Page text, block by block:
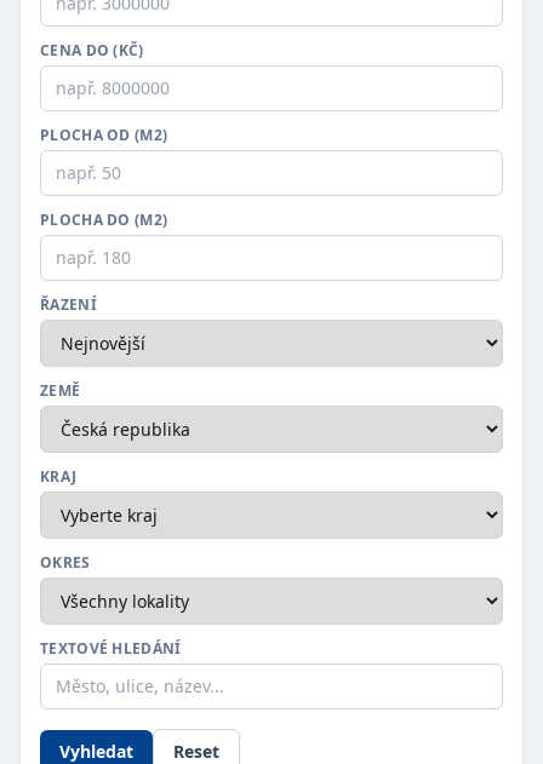
CENA DO (KČ)
PLOCHA OD (M2)
PLOCHA DO (M2)
ŘAZENÍ
ZEMĚ
KRAJ
OKRES
TEXTOVÉ HLEDÁNÍ
Vyhledat Reset